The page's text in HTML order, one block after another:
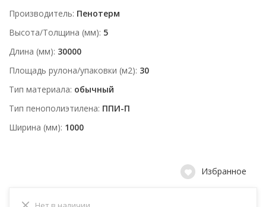
Производитель Пенотерм
Высота/Толщина (мм) 5
Длина (мм) 30000
Площадь рулона/упаковки (м2) 30
Тип материала обычный
Тип пенополиэтилена ППИ-П
Ширина (мм) 1000
Избранное